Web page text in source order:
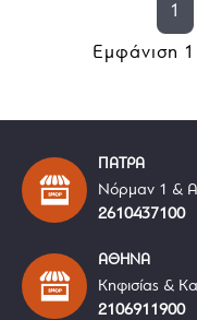
1
Εμφάνιση
ΠΑΤΡΑ
Νόρμαν 1 &
2610437100
ΑΘΗΝΑ
Κηφισίας &
2106911900